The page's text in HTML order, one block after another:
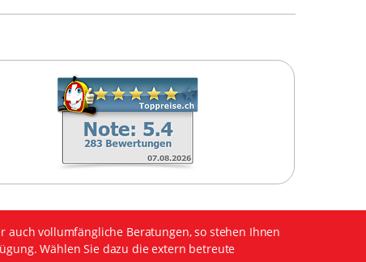
auch vollumfängliche Beratungen, so stehen Ihnen
Wählen Sie dazu die extern betreute